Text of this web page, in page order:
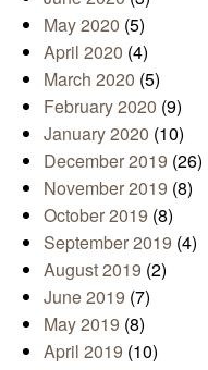
May 2020 (5)
April 2020 (4)
March 2020 (5)
February 2020 (9)
January 2020 (10)
December 2019 (26)
November 2019 (8)
October 2019 (8)
September 2019 (4)
August 2019 (2)
June 2019 (7)
May 2019 (8)
April 2019 (10)